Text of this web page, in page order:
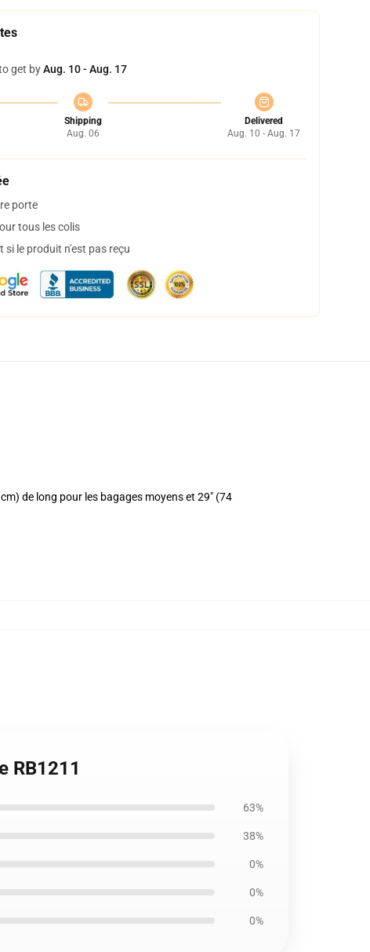
get byAug. 10 - Aug. 17
Shipping
Aug. 06
Delivered
Aug. 10 - Aug. 17
porte
tous les colis
si le produit n'est pas reçu
de long pour les bagages moyens et 29" (74
RB1211
63%
38%
0%
0%
0%